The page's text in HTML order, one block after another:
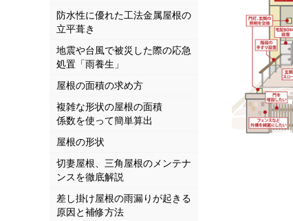
防水性に優れた工法金属屋根の
立平葺き
地震や台風で被災した際の応急
処置「雨養生」
屋根の面積の求め方
複雑な形状の屋根の面積
係数を使って簡単算出
屋根の形状
切妻屋根、三角屋根のメンテナ
ンスを徹底解説
差し掛け屋根の雨漏りが起きる
原因と補修方法